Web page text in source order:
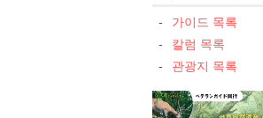
가이드 목록
칼럼 목록
관광지 목록